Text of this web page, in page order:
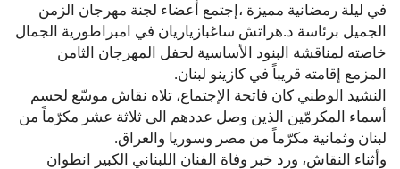
في ليلة رمضانية مميزة ،إجتمع أعضاء لجنة مهرجان الزمن
الجميل برئاسة د.هراتش ساغبازياريان في امبراطورية الجمال
خاصته لمناقشة البنود الأساسية لحفل المهرجان الثامن
المزمع إقامته قريباً في كازينو لبنان.
النشيد الوطني كان فاتحة الإجتماع، تلاه نقاش موسّع لحسم
أسماء المكرمّين الذين وصل عددهم الى ثلاثة عشر مكرّماً من
لبنان وثمانية مكرّماً من مصر وسوريا والعراق.
وأثناء النقاش، ورد خبر وفاة الفنان اللبناني الكبير انطوان